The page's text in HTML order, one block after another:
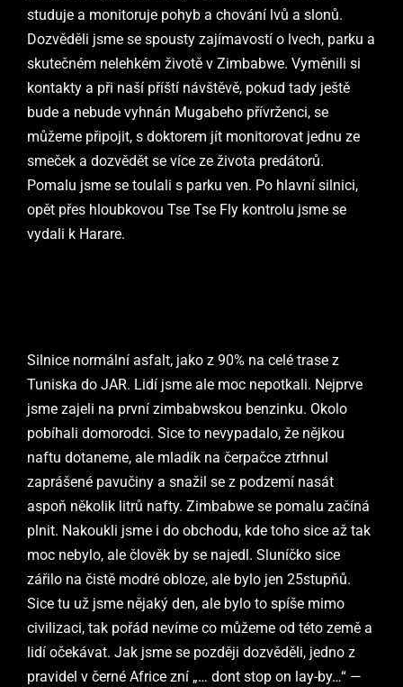
studuje a monitoruje pohyb a chování lvů a slonů.
Dozvěděli jsme se spousty zajímavostí o lvech, parku a
skutečném nelehkém životě v Zimbabwe. Vyměnili si
kontakty a při naší příští návštěvě, pokud tady ještě
bude a nebude vyhnán Mugabeho přívrženci, se
můžeme připojit, s doktorem jít monitorovat jednu ze
smeček a dozvědět se více ze života predátorů.
Pomalu jsme se toulali s parku ven. Po hlavní silnici,
opět přes hloubkovou Tse Tse Fly kontrolu jsme se
vydali k Harare.
Silnice normální asfalt, jako z 90% na celé trase z
Tuniska do JAR. Lidí jsme ale moc nepotkali. Nejprve
jsme zajeli na první zimbabwskou benzinku. Okolo
pobíhali domorodci. Sice to nevypadalo, že nějkou
naftu dotaneme, ale mladík na čerpačce ztrhnul
zaprášené pavučiny a snažil se z podzemí nasát
aspoň několik litrů nafty. Zimbabwe se pomalu začíná
plnit. Nakoukli jsme i do obchodu, kde toho sice až tak
moc nebylo, ale člověk by se najedl. Sluníčko sice
zářilo na čistě modré obloze, ale bylo jen 25stupňů.
Sice tu už jsme nějaký den, ale bylo to spíše mimo
civilizaci, tak pořád nevíme co můžeme od této země a
lidí očekávat. Jak jsme se později dozvěděli, jedno z
pravidel v černé Africe zní „… dont stop on lay-by…“ —